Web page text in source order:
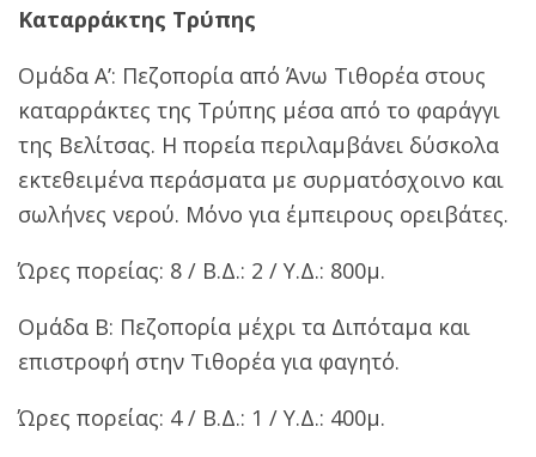
Καταρράκτης Τρύπης
Ομάδα Α’: Πεζοπορία από Άνω Τιθορέα στους
καταρράκτες της Τρύπης μέσα από το φαράγγι
της Βελίτσας. Η πορεία περιλαμβάνει δύσκολα
εκτεθειμένα περάσματα με συρματόσχοινο και
σωλήνες νερού. Μόνο για έμπειρους ορειβάτες.
Ώρες πορείας: 8 / Β.Δ.: 2 / Υ.Δ.: 800μ.
Ομάδα Β: Πεζοπορία μέχρι τα Διπόταμα και
επιστροφή στην Τιθορέα για φαγητό.
Ώρες πορείας: 4 / Β.Δ.: 1 / Υ.Δ.: 400μ.